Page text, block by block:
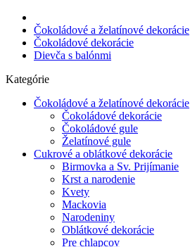
Čokoládové a želatínové dekorácie
Čokoládové dekorácie
Dievča s balónmi
Kategórie
Čokoládové a želatínové dekorácie
Čokoládové dekorácie
Čokoládové gule
Želatínové gule
Cukrové a oblátkové dekorácie
Birmovka a Sv. Prijímanie
Krst a narodenie
Kvety
Mackovia
Narodeniny
Oblátkové dekorácie
Pre chlapcov